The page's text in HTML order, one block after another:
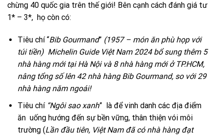
chừng 40 quốc gia trên thế giới! Bên cạnh cách đánh giá tư
1* – 3*, họ còn có:
Tiêu chí “Bib Gourmand” (1957 – món ăn phù họp với
túi tiền) Michelin Guide Việt Nam 2024 bổ sung thêm 5
nhà hàng mới tại Hà Nội và 8 nhà hàng mới ở TP.HCM,
nâng tổng số lên 42 nhà hàng Bib Gourmand, so với 29
nhà hàng năm ngoái!
Tiêu chí “Ngôi sao xanh” là để vinh danh các địa điểm
ăn uống hướng đến sự bền vững, thân thiện vói môi
trường (Lần đầu tiên, Việt Nam đã có nhà hàng đạt